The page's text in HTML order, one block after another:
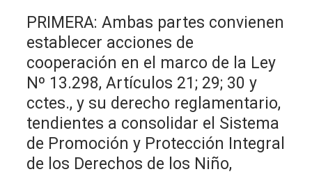
PRIMERA: Ambas partes convienen
establecer acciones de
cooperación en el marco de la Ley
Nº 13.298, Artículos 21; 29; 30 y
cctes., y su derecho reglamentario,
tendientes a consolidar el Sistema
de Promoción y Protección Integral
de los Derechos de los Niño,